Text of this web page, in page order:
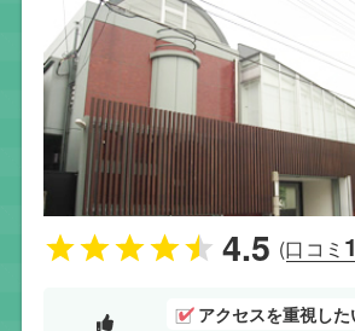
4.5 (口コミ 1
アクセスを重視した